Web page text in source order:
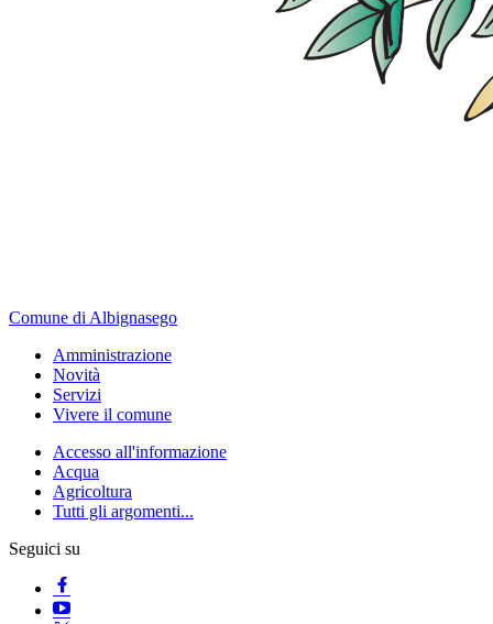
Comune di Albignasego
Amministrazione
Novità
Servizi
Vivere il comune
Accesso all'informazione
Acqua
Agricoltura
Tutti gli argomenti...
Seguici su